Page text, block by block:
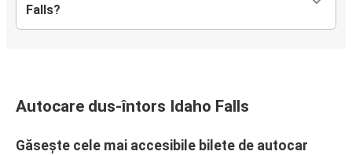
Falls?
Autocare dus-întors Idaho Falls
Găsește cele mai accesibile bilete de autocar